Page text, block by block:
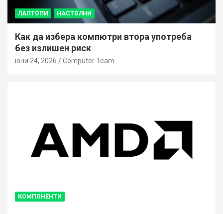
ЛАПТОПИ НАСТОЛНИ
Как да избера компютри втора употреба
без излишен риск
юни 24, 2026 Computer Team
КОМПОНЕНТИ